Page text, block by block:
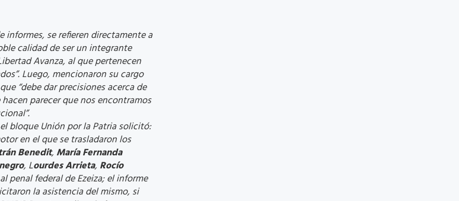
informes, se refieren directamente a
calidad de ser un integrante
Avanza, al que pertenecen
Luego, mencionaron su cargo
“debe dar precisiones acerca de
parecer que nos encontramos
bloque Unión por la Patria solicitó:
en el que se trasladaron los
Benedit,María Fernanda
, Lourdes Arrieta,Rocío
penal federal de Ezeiza; el informe
la asistencia del mismo, si